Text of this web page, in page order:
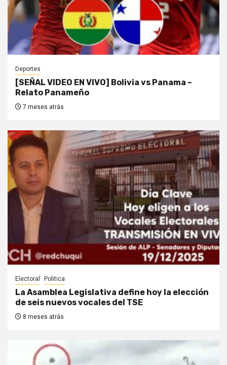
Deportes
[SEÑAL VIDEO EN VIVO] Bolivia vs Panama –
Relato Panameño
7 meses atrás
Electoral Politica
La Asamblea Legislativa define hoy la elección
de seis nuevos vocales del TSE
8 meses atrás